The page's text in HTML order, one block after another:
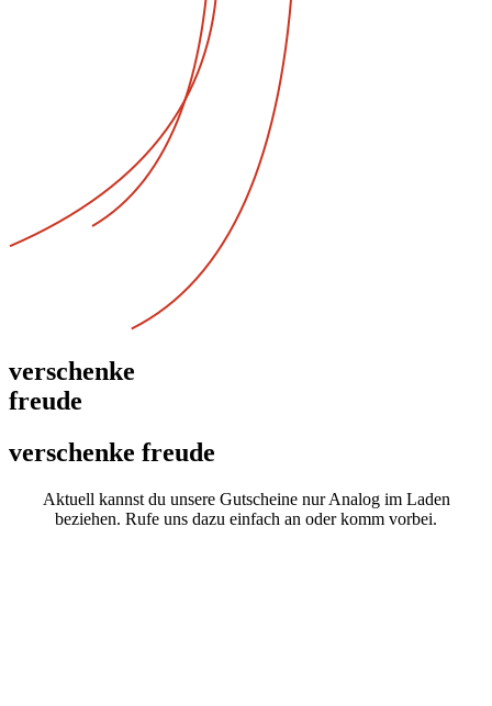
verschenke
freude
verschenke freude
Aktuell kannst du unsere Gutscheine nur Analog im Laden
beziehen. Rufe uns dazu einfach an oder komm vorbei.